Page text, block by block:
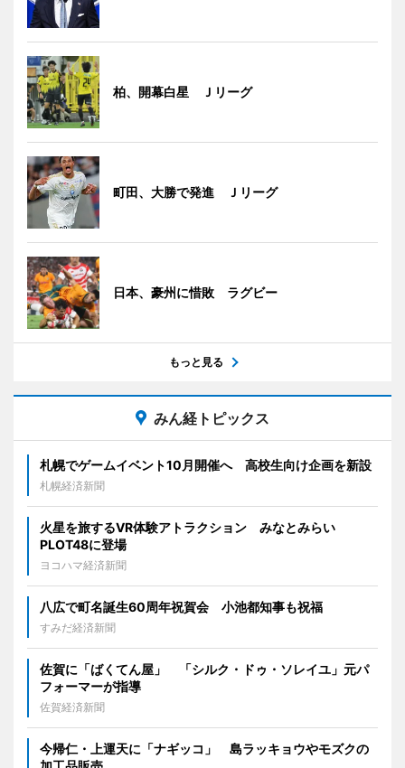
柏、開幕白星 Ｊリーグ
町田、大勝で発進 Ｊリーグ
日本、豪州に惜敗 ラグビー
もっと見る
みん経トピックス
札幌でゲームイベント10月開催へ 高校生向け企画を新設
札幌経済新聞
火星を旅するVR体験アトラクション みなとみらい
PLOT48に登場
ヨコハマ経済新聞
八広で町名誕生60周年祝賀会 小池都知事も祝福
すみだ経済新聞
佐賀に「ばくてん屋」 「シルク・ドゥ・ソレイユ」元パ
フォーマーが指導
佐賀経済新聞
今帰仁・上運天に「ナギッコ」 島ラッキョウやモズクの